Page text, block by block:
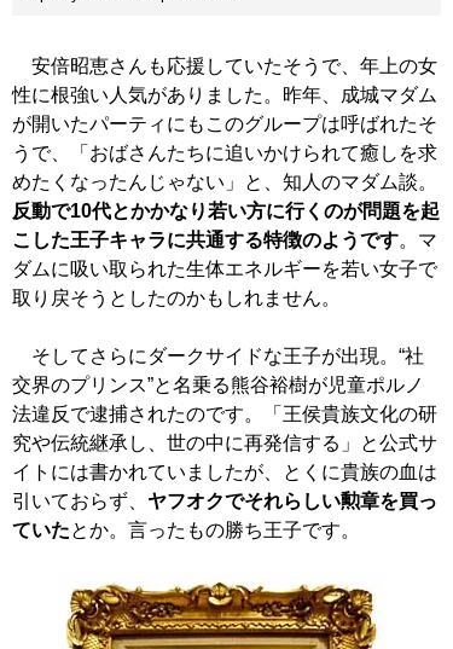
安倍昭恵さんも応援していたそうで、年上の女
性に根強い人気がありました。昨年、成城マダム
が開いたパーティにもこのグループは呼ばれたそ
うで、「おばさんたちに追いかけられて癒しを求
めたくなったんじゃない」と、知人のマダム談。
反動で10代とかかなり若い方に行くのが問題を起
こした王子キャラに共通する特徴のようです。マ
ダムに吸い取られた生体エネルギーを若い女子で
取り戻そうとしたのかもしれません。
そしてさらにダークサイドな王子が出現。“社
交界のプリンス”と名乗る熊谷裕樹が児童ポルノ
法違反で逮捕されたのです。「王侯貴族文化の研
究や伝統継承し、世の中に再発信する」と公式サ
イトには書かれていましたが、とくに貴族の血は
引いておらず、 ヤフオクでそれらしい勲章を買っ
ていたとか。言ったもの勝ち王子です。